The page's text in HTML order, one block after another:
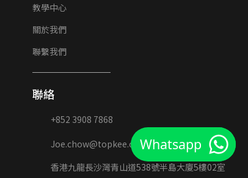
教學中心
關於我們
聯繫我們
聯絡
+852 3908 7868
Joe.chow@topkee.com.hk
香港九龍長沙灣青山道538號半島大廈5樓02室
Whatsapp